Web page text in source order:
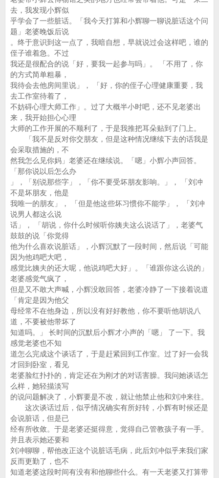
去，我发现小辉似
乎学会了一些脏话。「我今天打算和小辉聊一聊说脏话这个问
题」老婆晚饭后说
。终于意识到这一点了，我暗自想，早就说过会这样吧，谁的
侄子谁着急。不过
我还是很配合的说「好，要我一起参与吗」。 「不用了，你
的方式简单粗暴，
我待会去他房间里说」， 「好，你的侄子心理健康重要，我
去工作室待着了，
不妨碍心理大师工作」。过了大概半小时吧，还不见老婆出
来，我开始担心心理
大师的工作开展的不顺利了，于是我推把耳朵贴到了门上。
「我不是反对你交朋友，但是这种情况继续下去的话我是
会采取措施的，不
然我怎么见你妈」老婆还在继续说。「嗯」小辉小声回答。
「那你说以后怎么办
」，「别说那些字」，「你不要受坏朋友影响。」， 「刘冲
不是坏朋友，他是
我唯一的朋友」， 「但是他这些坏习惯你不能学」， 「刘冲
说男人都这么说
话」， 「胡说，你什么时候听你姨夫这么说话了」，老婆气
鼓鼓的说「你觉得
他为什么喜欢说脏话」，小辉沉默了一段时间，然后说「可能
因为他鸡吧大吧，
感觉比姨夫的还大呢，他说鸡吧大好」。「谁跟你这么说的」
老婆感觉气疯了，
但是又不敢大声喊，小辉没敢回答，老婆冷静了一下接着说道
「肯定是因为他父
母经常不在他身边，所以没有好好教他，你不要听他胡说八
道，不要被他带坏了
知道吗。」 长时间的沉默后小辉才小声的「嗯」 了一下。我
感觉老婆也不知
道怎么完成这个谈话了，于是赶紧回到工作室。过了好一会我
才回到卧室，看见
老婆脸红扑扑的，肯定还在为刚才的对话害臊。我问她谈话怎
么样，她轻描淡写
的说问题解决了，小辉要是不改，就让他禁止他和刘冲来往。
这次谈话过后，似乎情况确实有所好转，小辉有时候还是
会说脏话，但是已
经有所收敛。于是老婆还挺得意，觉得自己管教孩子有一手。
并且表示她还要和
刘冲聊聊，帮他改正这个说脏话毛病，此后刘冲似乎来我们家
反而更勤了，也不
知道老婆这段时间有没有和他聊些什么。有一天老婆又打算带